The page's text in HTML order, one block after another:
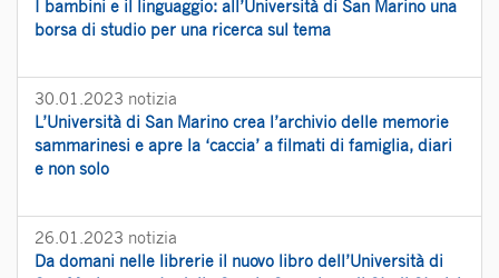
I bambini e il linguaggio: all’Università di San Marino una
borsa di studio per una ricerca sul tema
30.01.2023 notizia
L’Università di San Marino crea l’archivio delle memorie
sammarinesi e apre la ‘caccia’ a filmati di famiglia, diari
e non solo
26.01.2023 notizia
Da domani nelle librerie il nuovo libro dell’Università di